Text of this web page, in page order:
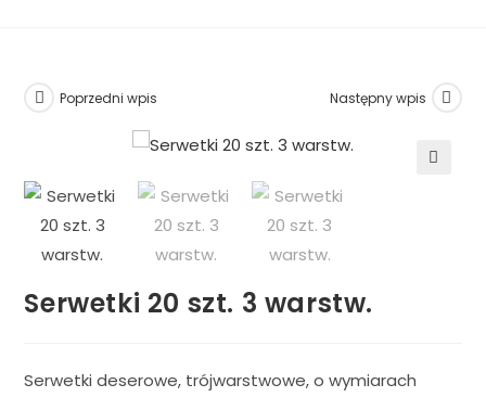
Poprzedni wpis Następny wpis
Serwetki 20 szt. 3 warstw.
Serwetki deserowe, trójwarstwowe, o wymiarach